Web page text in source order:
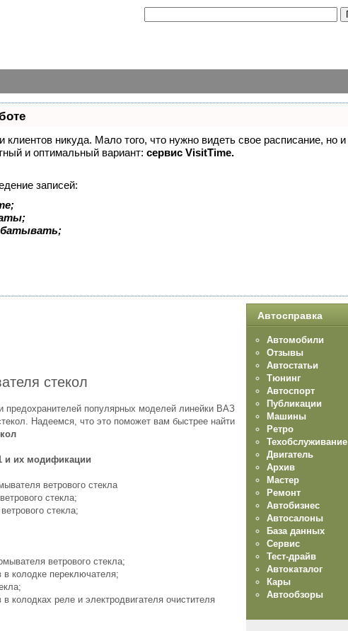
никуда. Мало того, что нужно видеть свое расписание, но и
и оптимальный вариант: сервис VisitTime.
записей:
стекол
предохранителей популярных моделей линейки ВАЗ
Надеемся, что это поможет вам быстрее найти
и их модификации
ветрового стекла
стекла;
стекла;
ветрового стекла;
колодке переключателя;
колодках реле и электродвигателя очистителя
Автосправка
Автомобили
Отзывы
Автостатьи
Тюнинг
Автоспорт
Публикации
Машины
Ретро
Техобслуживание
Двигатель
Архив
Мастер
Ремонт
Автобизнес
Автосалоны
База данных
Сервис
Тест-драйв
Автокаталог
Кары
Автообзоры